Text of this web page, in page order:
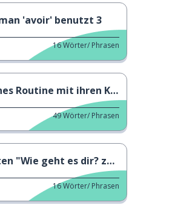
'avoir' benutzt 3
16Wörter/ Phrasen
Routine mit ihren Kindern
49Wörter/ Phrasen
"Wie geht es dir? zu sagen
16Wörter/ Phrasen